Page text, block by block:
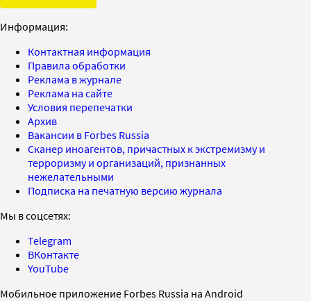
Информация:
Контактная информация
Правила обработки
Реклама в журнале
Реклама на сайте
Условия перепечатки
Архив
Вакансии в Forbes Russia
Сканер иноагентов, причастных к экстремизму и
терроризму и организаций, признанных
нежелательными
Подписка на печатную версию журнала
Мы в соцсетях:
Telegram
ВКонтакте
YouTube
Мобильное приложение Forbes Russia на Android